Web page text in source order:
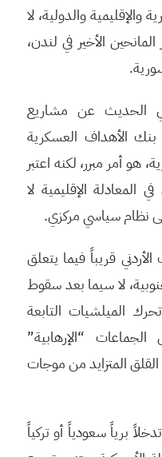
والدولية، لا
جنيف3 ومؤتمر المانحين الأخير في لندن،
الحديث عن مشاريع
بنك الأهداف العسكرية
هو أمر مبرر، لكنه اعتبر
المعادلة الإقليمية لا
نظام سياسي مركزي.
قريباً فيما يتعلق
لا سيما بعد سقوط
الميلشيات التابعة
“الإرهابية”
القلق المتزايد من موجات
برياً سعودياً أو تركياً